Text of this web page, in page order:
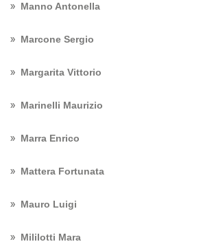
Manno Antonella
Marcone Sergio
Margarita Vittorio
Marinelli Maurizio
Marra Enrico
Mattera Fortunata
Mauro Luigi
Mililotti Mara